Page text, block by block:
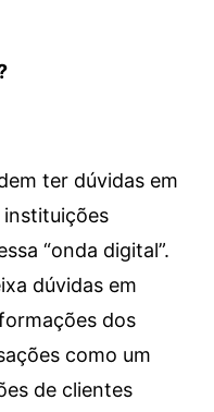
ter dúvidas em
instituições
“onda digital”.
dúvidas em
dos
como um
de clientes